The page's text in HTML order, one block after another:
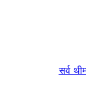
सर्व